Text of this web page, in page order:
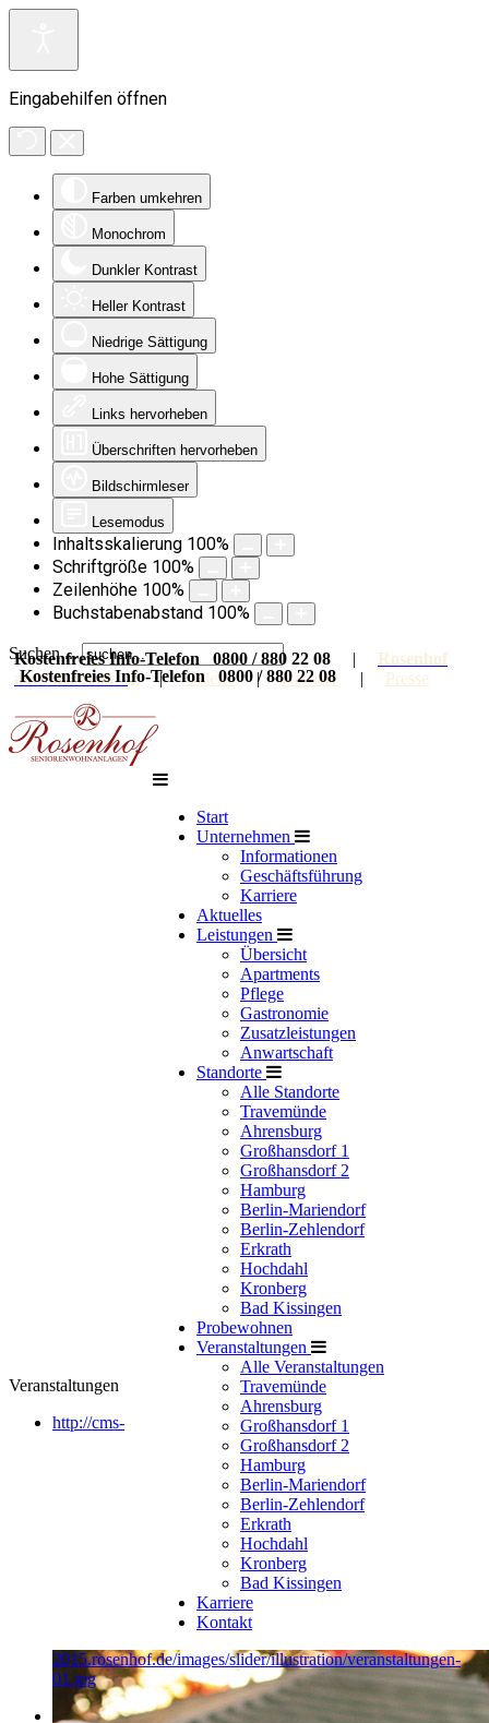
Eingabehilfen öffnen
Farben umkehren
Monochrom
Dunkler Kontrast
Heller Kontrast
Niedrige Sättigung
Hohe Sättigung
Links hervorheben
Überschriften hervorheben
Bildschirmleser
Lesemodus
Inhaltsskalierung 100%
Schriftgröße 100%
Zeilenhöhe 100%
Buchstabenabstand 100%
Suchen ...
Kostenfreies Info-Telefon 0800 / 880 22 08 | Rosenhof
auf Facebook
|Galerie|Karriere | Presse
Kostenfreies Info-Telefon 0800 / 880 22 08
Start
Unternehmen
Informationen
Geschäftsführung
Karriere
Aktuelles
Leistungen
Übersicht
Apartments
Pflege
Gastronomie
Zusatzleistungen
Anwartschaft
Standorte
Alle Standorte
Travemünde
Ahrensburg
Großhansdorf 1
Großhansdorf 2
Hamburg
Berlin-Mariendorf
Berlin-Zehlendorf
Erkrath
Hochdahl
Kronberg
Bad Kissingen
Probewohnen
Veranstaltungen
Alle Veranstaltungen
Travemünde
Ahrensburg
Großhansdorf 1
Großhansdorf 2
Hamburg
Berlin-Mariendorf
Berlin-Zehlendorf
Erkrath
Hochdahl
Kronberg
Bad Kissingen
Karriere
Kontakt
Veranstaltungen
http://cms-
2015.rosenhof.de/images/slider/illustration/veranstaltungen-
01.jpg